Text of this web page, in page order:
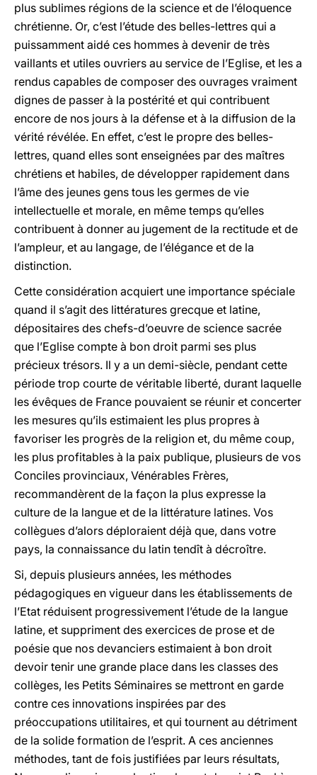
plus sublimes régions de la science et de l’éloquence
chrétienne. Or, c’est l’étude des belles-lettres qui a
puissamment aidé ces hommes à devenir de très
vaillants et utiles ouvriers au service de l’Eglise, et les a
rendus capables de composer des ouvrages vraiment
dignes de passer à la postérité et qui contribuent
encore de nos jours à la défense et à la diffusion de la
vérité révélée. En effet, c’est le propre des belles-
lettres, quand elles sont enseignées par des maîtres
chrétiens et habiles, de développer rapidement dans
l’âme des jeunes gens tous les germes de vie
intellectuelle et morale, en même temps qu’elles
contribuent à donner au jugement de la rectitude et de
l’ampleur, et au langage, de l’élégance et de la
distinction.
Cette considération acquiert une importance spéciale
quand il s’agit des littératures grecque et latine,
dépositaires des chefs-d’oeuvre de science sacrée
que l’Eglise compte à bon droit parmi ses plus
précieux trésors. Il y a un demi-siècle, pendant cette
période trop courte de véritable liberté, durant laquelle
les évêques de France pouvaient se réunir et concerter
les mesures qu’ils estimaient les plus propres à
favoriser les progrès de la religion et, du même coup,
les plus profitables à la paix publique, plusieurs de vos
Conciles provinciaux, Vénérables Frères,
recommandèrent de la façon la plus expresse la
culture de la langue et de la littérature latines. Vos
collègues d’alors déploraient déjà que, dans votre
pays, la connaissance du latin tendît à décroître.
Si, depuis plusieurs années, les méthodes
pédagogiques en vigueur dans les établissements de
l’Etat réduisent progressivement l’étude de la langue
latine, et suppriment des exercices de prose et de
poésie que nos devanciers estimaient à bon droit
devoir tenir une grande place dans les classes des
collèges, les Petits Séminaires se mettront en garde
contre ces innovations inspirées par des
préoccupations utilitaires, et qui tournent au détriment
de la solide formation de l’esprit. A ces anciennes
méthodes, tant de fois justifiées par leurs résultats,